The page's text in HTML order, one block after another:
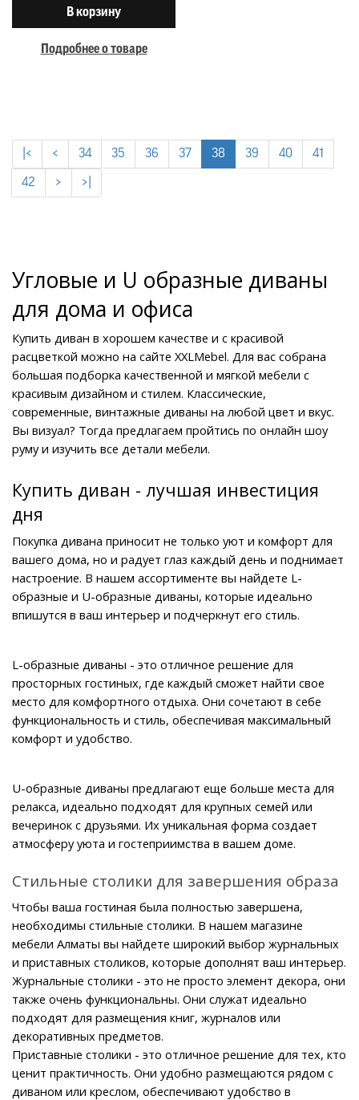
В корзину
Подробнее о товаре
|< < 34 35 36 37 38 39 40 41
42 > >|
Угловые и U образные диваны
для дома и офиса
Купить диван в хорошем качестве и с красивой
расцветкой можно на сайте XXLMebel. Для вас собрана
большая подборка качественной и мягкой мебели с
красивым дизайном и стилем. Классические,
современные, винтажные диваны на любой цвет и вкус.
Вы визуал? Тогда предлагаем пройтись по онлайн шоу
руму и изучить все детали мебели.
Купить диван - лучшая инвестиция
дня
Покупка дивана приносит не только уют и комфорт для
вашего дома, но и радует глаз каждый день и поднимает
настроение. В нашем ассортименте вы найдете L-
образные и U-образные диваны, которые идеально
впишутся в ваш интерьер и подчеркнут его стиль.
L-образные диваны - это отличное решение для
просторных гостиных, где каждый сможет найти свое
место для комфортного отдыха. Они сочетают в себе
функциональность и стиль, обеспечивая максимальный
комфорт и удобство.
U-образные диваны предлагают еще больше места для
релакса, идеально подходят для крупных семей или
вечеринок с друзьями. Их уникальная форма создает
атмосферу уюта и гостеприимства в вашем доме.
Стильные столики для завершения образа
Чтобы ваша гостиная была полностью завершена,
необходимы стильные столики. В нашем магазине
мебели Алматы вы найдете широкий выбор журнальных
и приставных столиков, которые дополнят ваш интерьер.
Журнальные столики - это не просто элемент декора, они
также очень функциональны. Они служат идеально
подходят для размещения книг, журналов или
декоративных предметов.
Приставные столики - это отличное решение для тех, кто
ценит практичность. Они удобно размещаются рядом с
диваном или креслом, обеспечивают удобство в